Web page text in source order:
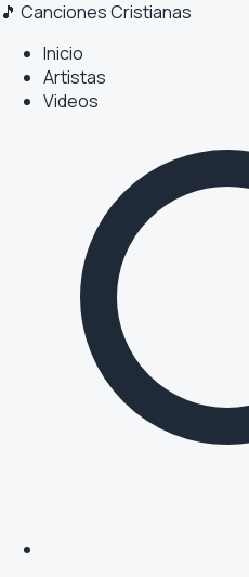
🎵 Canciones Cristianas
Inicio
Artistas
Videos